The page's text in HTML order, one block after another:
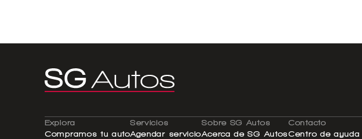
Explora
Compramos tu auto
Servicios
Agendar servicio
Sobre SG Autos
Acerca de SG Autos
Contacto
Centro de ayuda